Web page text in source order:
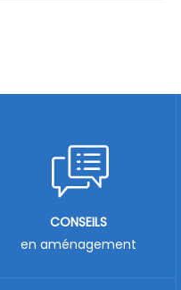
CONSEILS
en aménagement